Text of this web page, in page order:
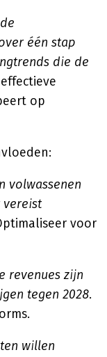
één stap
die de
op
volwassenen
vereist
voor
revenues zijn
tegen 2028.
willen